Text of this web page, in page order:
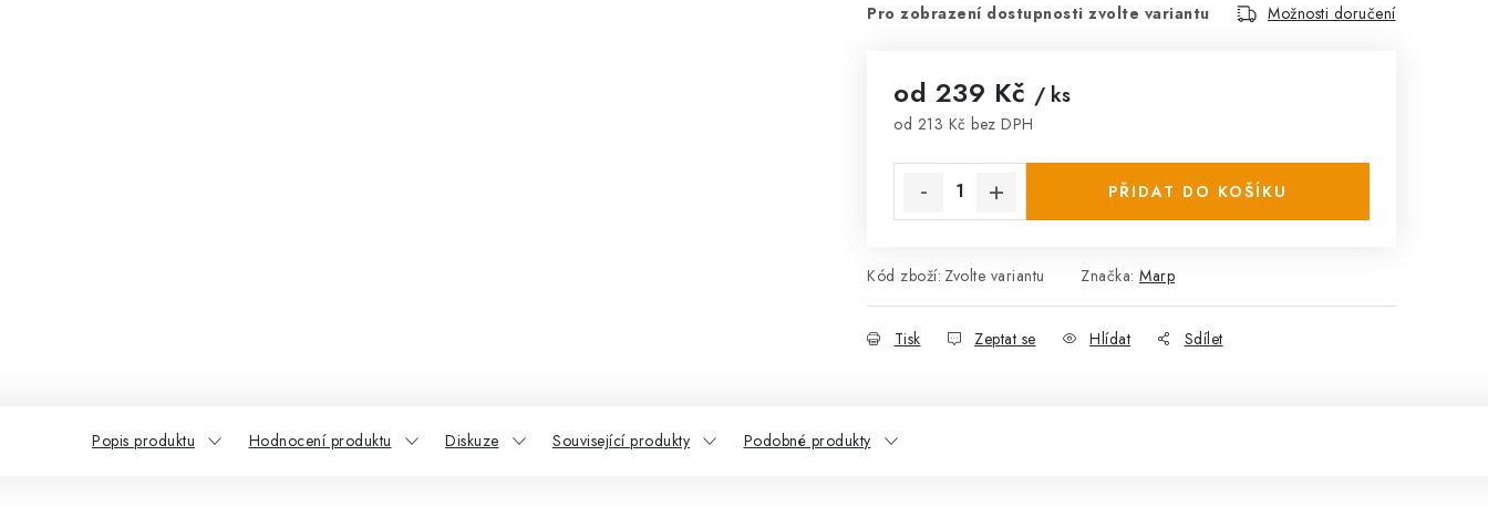
Pro zobrazení dostupnosti zvolte variantu Možnosti doručení
od 239 Kč / ks
od 213 Kč bez DPH
PŘIDAT DO KOŠÍKU
Kód zboží: Zvolte variantu Značka: Marp
Tisk Zeptat se Hlídat Sdílet
Popis produktu Hodnocení produktu Diskuze Související produkty Podobné produkty